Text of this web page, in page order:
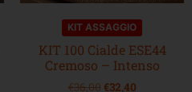
KIT ASSAGGIO
KIT 100 Cialde ESE44
Cremoso – Intenso
€36,00 €32,40